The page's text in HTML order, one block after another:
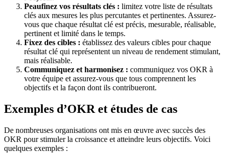
Peaufinez vos résultats clés : limitez votre liste de résultats
clés aux mesures les plus percutantes et pertinentes. Assurez-
vous que chaque résultat clé est précis, mesurable, réalisable,
pertinent et limité dans le temps.
Fixez des cibles : établissez des valeurs cibles pour chaque
résultat clé qui représentent un niveau de rendement stimulant,
mais réalisable.
Communiquez et harmonisez : communiquez vos OKR à
votre équipe et assurez-vous que tous comprennent les
objectifs et la façon dont ils contribueront.
Exemples d’OKR et études de cas
De nombreuses organisations ont mis en œuvre avec succès des
OKR pour stimuler la croissance et atteindre leurs objectifs. Voici
quelques exemples :